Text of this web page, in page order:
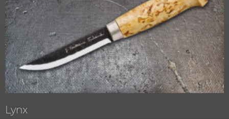
Lynx